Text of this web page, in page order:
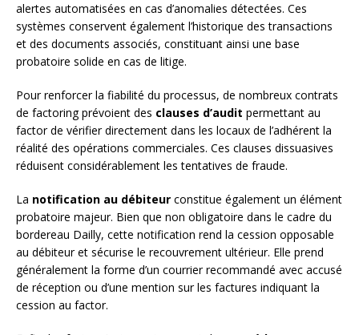
alertes automatisées en cas d’anomalies détectées. Ces
systèmes conservent également l’historique des transactions
et des documents associés, constituant ainsi une base
probatoire solide en cas de litige.
Pour renforcer la fiabilité du processus, de nombreux contrats
de factoring prévoient des clauses d’audit permettant au
factor de vérifier directement dans les locaux de l’adhérent la
réalité des opérations commerciales. Ces clauses dissuasives
réduisent considérablement les tentatives de fraude.
La notification au débiteur constitue également un élément
probatoire majeur. Bien que non obligatoire dans le cadre du
bordereau Dailly, cette notification rend la cession opposable
au débiteur et sécurise le recouvrement ultérieur. Elle prend
généralement la forme d’un courrier recommandé avec accusé
de réception ou d’une mention sur les factures indiquant la
cession au factor.